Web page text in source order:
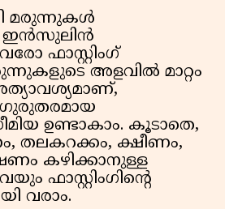
മരുന്നുകൾ
ഇൻസുലിൻ
ഫാസ്റ്റിംഗ്
അളവിൽ മാറ്റം
ഗുരുതരമായ
ഉണ്ടാകാം. കൂടാതെ,
തലകറക്കം, ക്ഷീണം,
കഴിക്കാനുള്ള
ഫാസ്റ്റിംഗിൻ്റെ
വരാം.